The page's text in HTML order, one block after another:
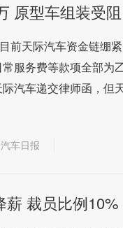
原型车组装受阻
前天际汽车资金链绷
服务费等款项全部
汽车递交律师函，
车日报
薪 裁员比例10%